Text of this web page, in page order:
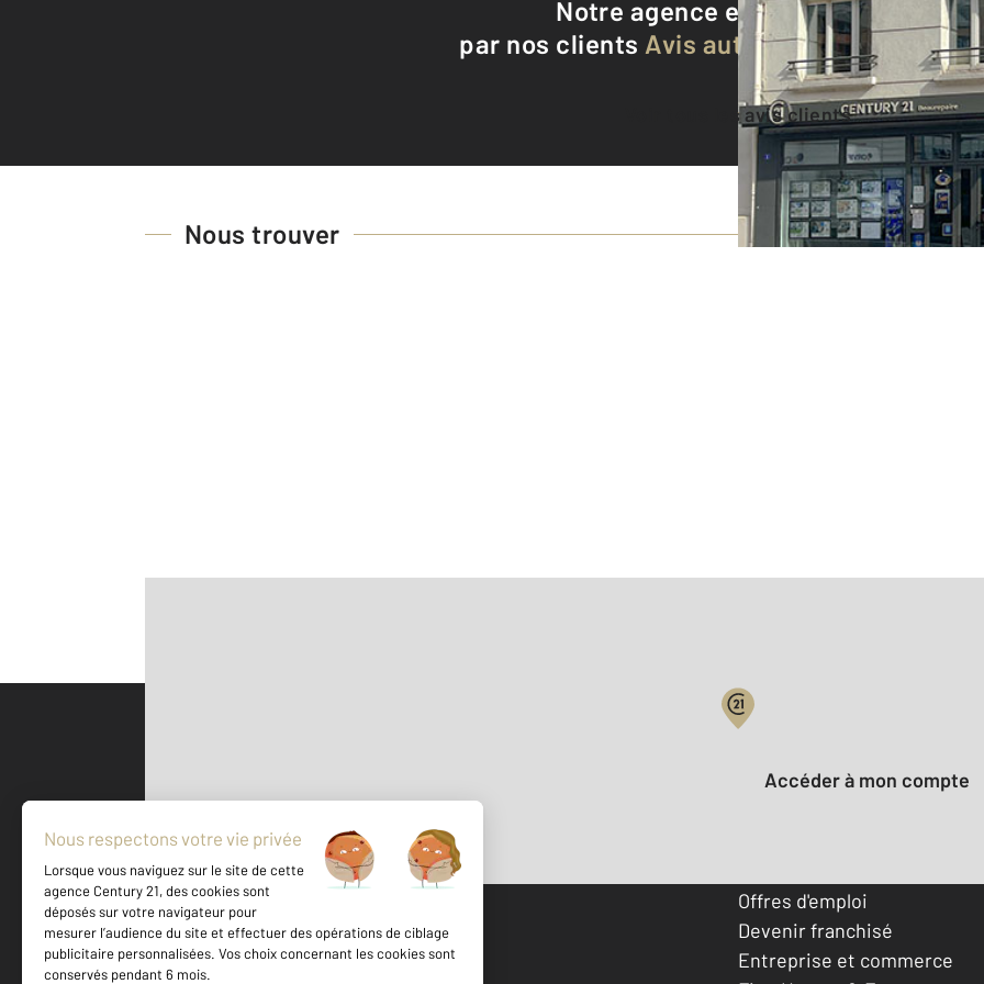
Notre agence est notée9,2/10
par nos clients Avis authentifiés par
Voir tous les avis clients
Nous trouver
500 m ©Mappy
Votre compte :
Accéder à mon compte
Votre agence est notée
Offres d'emploi
Devenir franchisé
Entreprise et commerce